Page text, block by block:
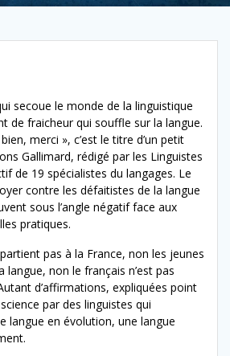
secoue le monde de la linguistique
de fraicheur qui souffle sur la langue.
merci », c’est le titre d’un petit
Gallimard, rédigé par les Linguistes
de 19 spécialistes du langages. Le
contre les défaitistes de la langue
sous l’angle négatif face aux
pratiques.
pas à la France, non les jeunes
langue, non le français n’est pas
d’affirmations, expliquées point
par des linguistes qui
langue en évolution, une langue